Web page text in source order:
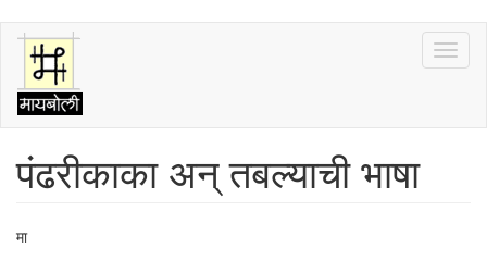
Skip
main
content
पंढरीकाका अन् तबल्याची भाषा
मा